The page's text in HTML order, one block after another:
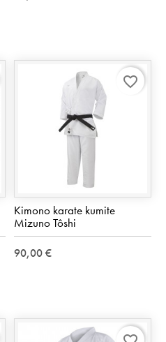
Kimono karate kumite
Mizuno Tôshi
90,00 €
favorite_border